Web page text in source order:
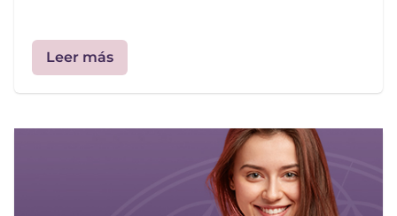
Leer más